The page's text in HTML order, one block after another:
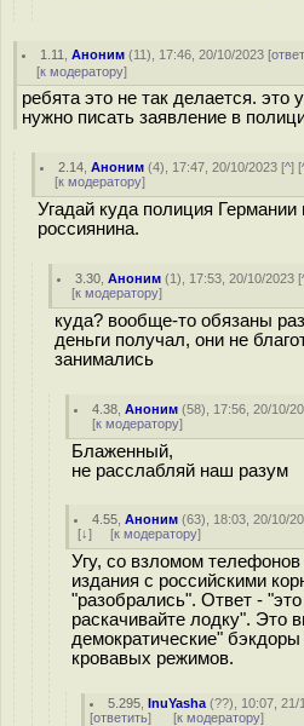
1.11 ,Аноним (11), 17:46, 20/10/2023 [
[к модератору]
ребята это не так делается. это
нужно писать заявление в
2.14 ,Аноним (4), 17:47, 20/10/2023 [^] [
[к модератору]
Угадай куда полиция
россиянина.
3.30 ,Аноним (1), 17:53, 20/10/2023 [
[к модератору]
куда? вообще-то обязаны
деньги получал, они не
занимались
4.38 ,Аноним (58), 17:56, 20/10/
[к модератору]
Блаженный,
не расслабляй наш разум
4.55 ,Аноним (63), 18:03, 20/10/
[↓] [к модератору]
Угу, со взломом
издания с российскими
"разобрались". Ответ -
раскачивайте лодку". Это
демократические"
кровавых режимов.
5.295 ,InuYasha (??), 10:07, 21/
[ответить] [к модератору]